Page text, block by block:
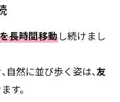
長時間移動し続けまし
自然に並び歩く姿は、友
す。